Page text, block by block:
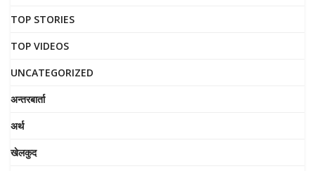
TOP STORIES
TOP VIDEOS
UNCATEGORIZED
अन्तरबार्ता
अर्थ
खेलकुद